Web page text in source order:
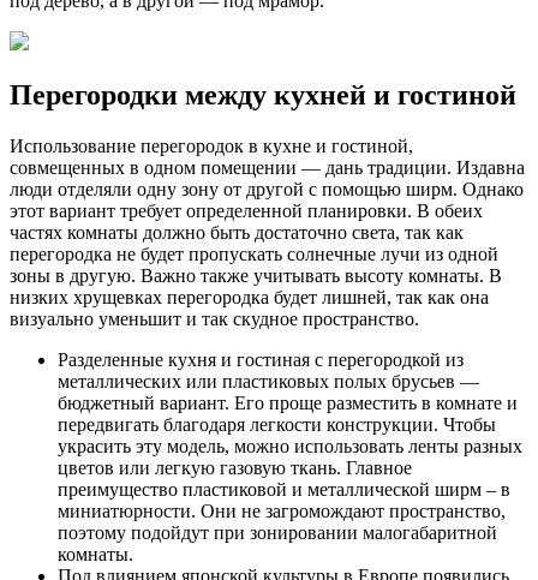
Перегородки между кухней и гостиной
Использование перегородок в кухне и гостиной,
совмещенных в одном помещении — дань традиции. Издавна
люди отделяли одну зону от другой с помощью ширм. Однако
этот вариант требует определенной планировки. В обеих
частях комнаты должно быть достаточно света, так как
перегородка не будет пропускать солнечные лучи из одной
зоны в другую. Важно также учитывать высоту комнаты. В
низких хрущевках перегородка будет лишней, так как она
визуально уменьшит и так скудное пространство.
Разделенные кухня и гостиная с перегородкой из
металлических или пластиковых полых брусьев —
бюджетный вариант. Его проще разместить в комнате и
передвигать благодаря легкости конструкции. Чтобы
украсить эту модель, можно использовать ленты разных
цветов или легкую газовую ткань. Главное
преимущество пластиковой и металлической ширм – в
миниатюрности. Они не загромождают пространство,
поэтому подойдут при зонировании малогабаритной
комнаты.